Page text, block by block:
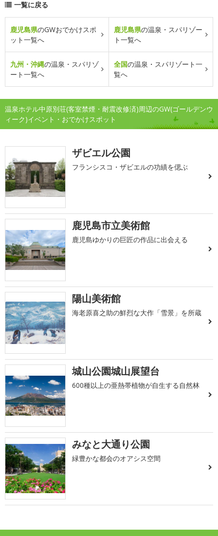
一覧に戻る
鹿児島県のGWおでかけスポ
ット一覧へ
鹿児島県の温泉・スパリゾー
ト一覧へ
九州・沖縄の温泉・スパリゾ
ート一覧へ
全国の温泉・スパリゾート一
覧へ
温泉ホテル中原別荘(客室禁煙・耐震改修済)周辺のGW(ゴールデンウ
ィーク)イベント・おでかけスポット
ザビエル公園
フランシスコ・ザビエルの功績を偲ぶ
鹿児島市立美術館
鹿児島ゆかりの巨匠の作品に出会える
陽山美術館
海老原喜之助の鮮烈な大作「雪景」を所蔵
城山公園城山展望台
600種以上の亜熱帯植物が自生する自然林
みなと大通り公園
緑豊かな都会のオアシス空間